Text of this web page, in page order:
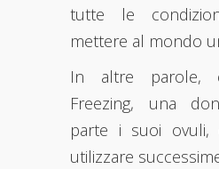
tutte le
mettere al mondo
In altre parole,
Freezing, una
parte i suoi ovuli,
utilizzare